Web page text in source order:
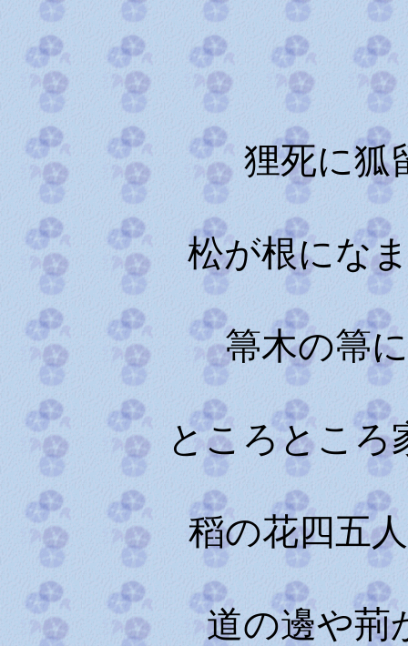
常
狸死に狐
松が根にな
箒木の箒
ところところ
稻の花四五
道の邊や荊